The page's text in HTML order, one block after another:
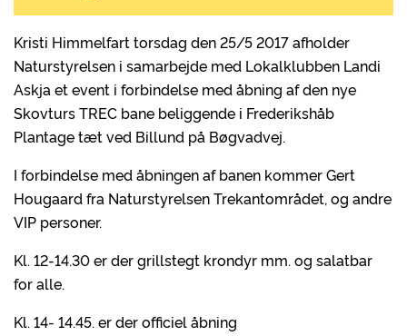
Kristi Himmelfart torsdag den 25/5 2017 afholder
Naturstyrelsen i samarbejde med Lokalklubben Landi
Askja et event i forbindelse med åbning af den nye
Skovturs TREC bane beliggende i Frederikshåb
Plantage tæt ved Billund på Bøgvadvej.
I forbindelse med åbningen af banen kommer Gert
Hougaard fra Naturstyrelsen Trekantområdet, og andre
VIP personer.
Kl. 12-14.30 er der grillstegt krondyr mm. og salatbar
for alle.
Kl. 14- 14.45. er der officiel åbning